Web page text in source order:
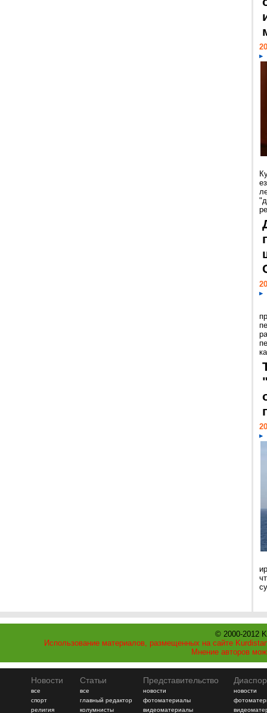
© 2000-2012
Использование материалов, размещенных на сайте
Мнение авторов
Новости
все
спорт
религия
Статьи
все
главный редактор
колумнисты
Представительство
новости
фотоматериалы
видеоматериалы
новости